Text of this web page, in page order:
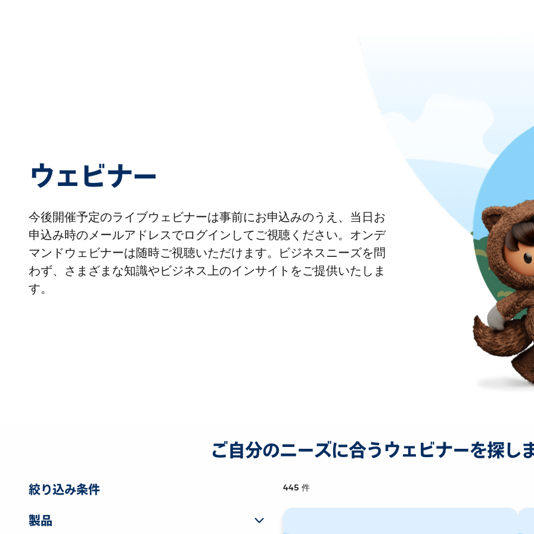
ウェビナー
今後開催予定のライブウェビナーは事前にお申込みのうえ、当日お
申込み時のメールアドレスでログインしてご視聴ください。オンデ
マンドウェビナーは随時ご視聴いただけます。ビジネスニーズを問
わず、さまざまな知識やビジネス上のインサイトをご提供いたしま
す。
ご自分のニーズに合うウェビナーを探し
絞り込み条件
製品
445 件